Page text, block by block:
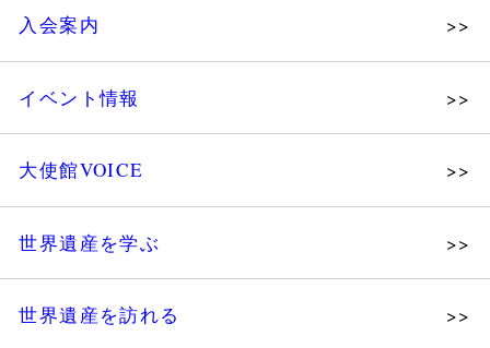
組織図・役員
法人会員・協賛団体／公認団体
入会案内
イベント情報
ツアー情報
大使館VOICE
世界遺産を学ぶ
世界遺産を訪れる